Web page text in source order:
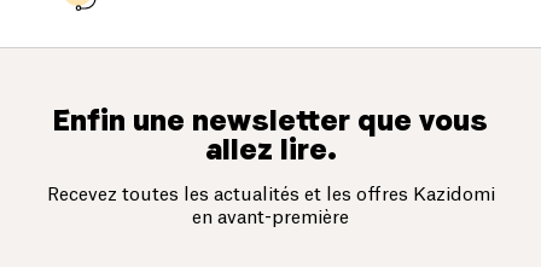
Enfin une newsletter que vous
allez lire.
Recevez toutes les actualités et les offres Kazidomi
en avant-première